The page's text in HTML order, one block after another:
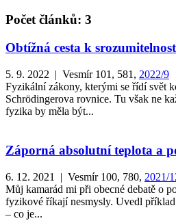
Počet článků: 3
Obtížná cesta k
5. 9. 2022 | Vesmír 101, 581, 2022/9
Fyzikální zákony, kterými se řídí svět
Schrödingerova rovnice. Tu však ne
fyzika by měla být...
Záporná absolutní teplota a
6. 12. 2021 | Vesmír 100, 780, 2021/
Můj kamarád mi při obecné debatě o
fyzikové říkají nesmysly. Uvedl
– co je...